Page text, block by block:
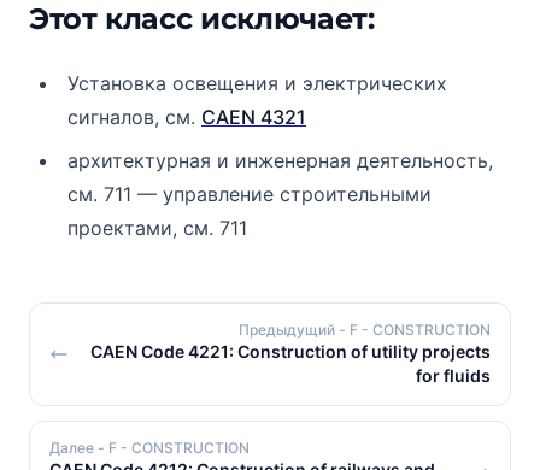
Этот класс исключает:
Установка освещения и электрических
сигналов, см. CAEN 4321
архитектурная и инженерная деятельность,
см. 711 — управление строительными
проектами, см. 711
Предыдущий - F - CONSTRUCTION
CAEN Code 4221: Construction of utility projects
for fluids
Далее - F - CONSTRUCTION